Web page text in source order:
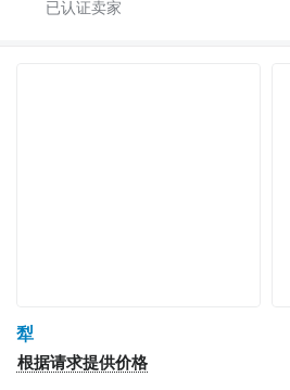
犁
根据请求提供价格